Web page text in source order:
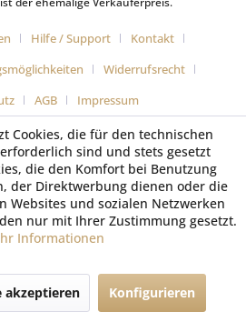
Hilfe / Support
Kontakt
Widerrufsrecht
AGB Impressum
Cookies, die für den technischen
sind und stets gesetzt
die den Komfort bei Benutzung
der Direktwerbung dienen oder die
Websites und sozialen Netzwerken
nur mit Ihrer Zustimmung gesetzt.
Informationen
akzeptieren Konfigurieren
shopvote.de ⓘ
der Bewertungen